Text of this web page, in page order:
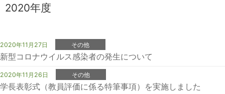
2020年度
2020年11月27日 その他
新型コロナウイルス感染者の発生について
2020年11月26日 その他
学長表彰式（教員評価に係る特筆事項）を実施しました